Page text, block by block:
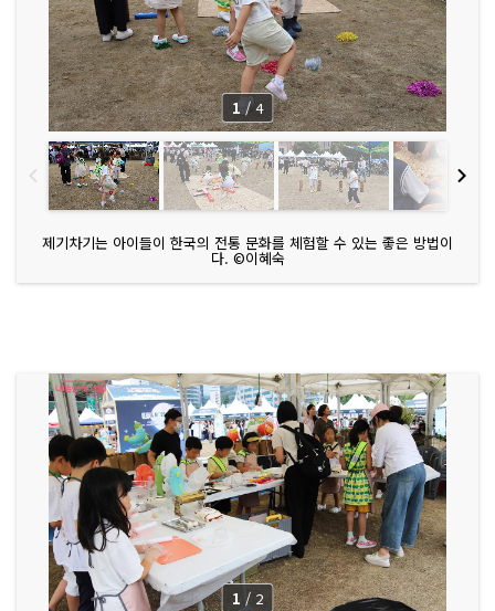
제기차기는 아이들이 한국의 전통 문화를 체험할 수 있는 좋은 방법이
다. ©이혜숙
1 / 4
1 / 2